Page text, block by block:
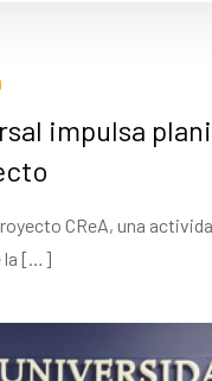
impulsa
CReA, una
la […]